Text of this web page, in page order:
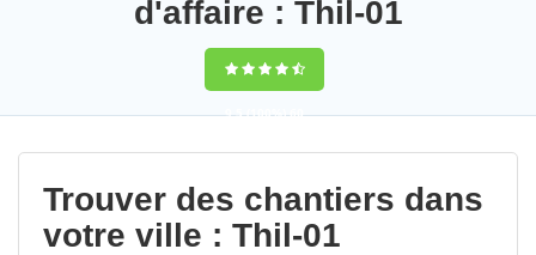
d'affaire : Thil-01
9,5(100%)60
votes
Trouver des chantiers dans
votre ville : Thil-01